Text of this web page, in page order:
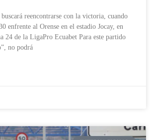
reencontrarse con la victoria, cuando
enfrente al Orense en el estadio Jocay, en
24 de la LigaPro Ecuabet Para este partido
no podrá